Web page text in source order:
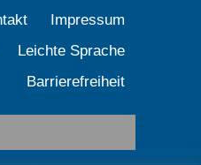
Impressum
Leichte Sprache
Barrierefreiheit